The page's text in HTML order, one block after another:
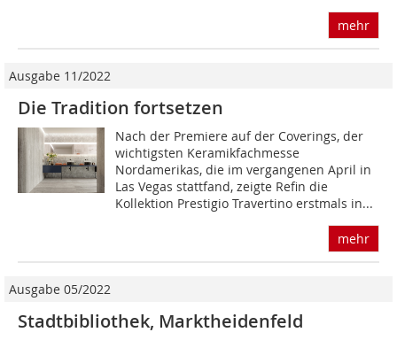
mehr
Ausgabe 11/2022
Die Tradition fortsetzen
Nach der Premiere auf der Coverings, der
wichtigsten Keramikfachmesse
Nordamerikas, die im vergangenen April in
Las Vegas stattfand, zeigte Refin die
Kollektion Prestigio Travertino erstmals in...
mehr
Ausgabe 05/2022
Stadtbibliothek, Marktheidenfeld